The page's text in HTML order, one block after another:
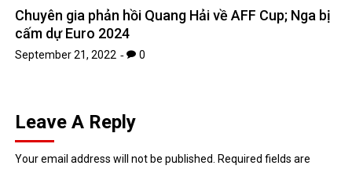
Chuyên gia phản hồi Quang Hải về AFF Cup; Nga bị
cấm dự Euro 2024
September 21, 2022 0
Leave A Reply
Your email address will not be published.
Required fields are